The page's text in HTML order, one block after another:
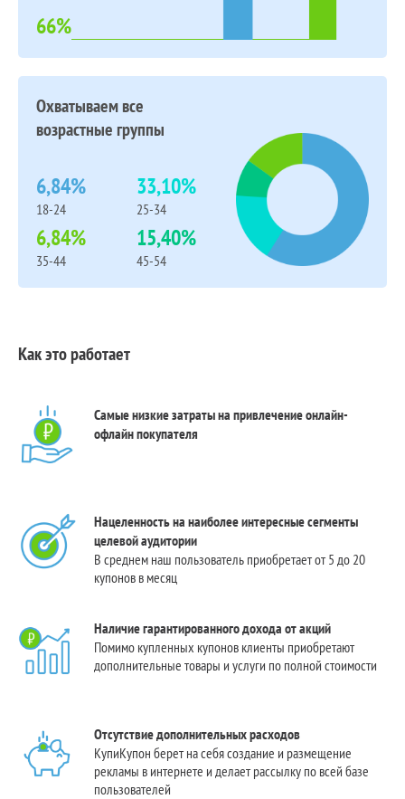
66%
Охватываем все
возрастные группы
6,84%
18-24
33,10%
25-34
6,84%
35-44
15,40%
45-54
Как это работает
Самые низкие затраты на привлечение онлайн-
офлайн покупателя
Нацеленность на наиболее интересные сегменты
целевой аудитории
В среднем наш пользователь приобретает от 5 до 20
купонов в месяц
Наличие гарантированного дохода от акций
Помимо купленных купонов клиенты приобретают
дополнительные товары и услуги по полной стоимости
Отсутствие дополнительных расходов
КупиКупон берет на себя создание и размещение
рекламы в интернете и делает рассылку по всей базе
пользователей